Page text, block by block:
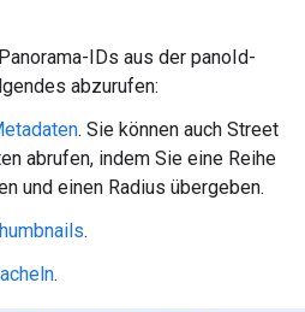
IDs aus der panoId-
abzurufen:
. Sie können auch Street
abrufen, indem Sie eine Reihe
und einen Radius übergeben.
.
.